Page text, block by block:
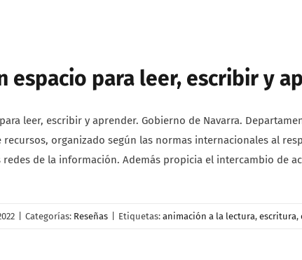
espacio para leer, escribir y
leer, escribir y aprender. Gobierno de Navarra.
organizado según las normas internacionales al
de la información. Además propicia el intercambio de
Categorías: Reseñas Etiquetas: animación a la lectura, escritura,